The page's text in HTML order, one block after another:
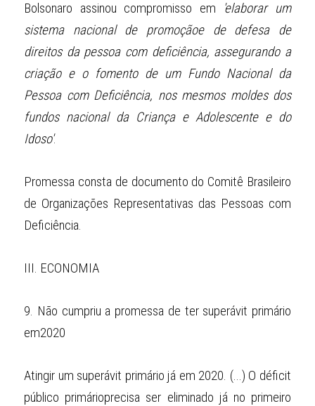
Bolsonaro assinou compromisso em
'elaborar um
sistema nacional de promoçãoe de defesa de
direitos da pessoa com deficiência, assegurando a
criação e o fomento de um Fundo Nacional da
Pessoa com Deficiência, nos mesmos moldes dos
fundos nacional da Criança e Adolescente e do
Idoso'.
Promessa consta de documento do Comitê Brasileiro
de Organizações Representativas das Pessoas com
Deficiência.
III. ECONOMIA
9. Não cumpriu a promessa de ter superávit primário
em2020
Atingir um superávit primário já em 2020. (...) O déficit
público primárioprecisa ser eliminado já no primeiro